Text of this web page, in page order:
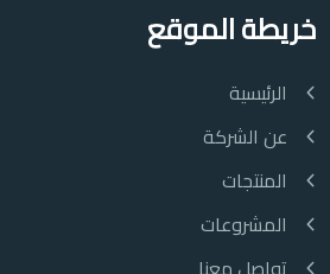
خريطة الموقع
الرئيسية
عن الشركة
المنتجات
المشروعات